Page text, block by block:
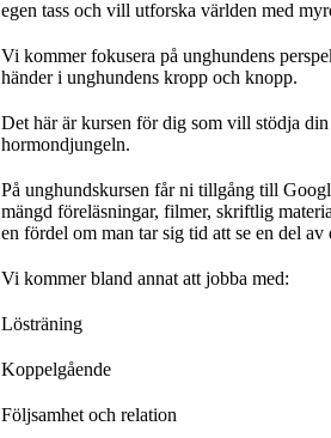
egen tass och vill utforska världen med
Vi kommer fokusera på unghundens
händer i unghundens kropp och knopp.
Det här är kursen för dig som vill stödja
hormondjungeln.
På unghundskursen får ni tillgång till
mängd föreläsningar, filmer, skriftlig
en fördel om man tar sig tid att se en del av
Vi kommer bland annat att jobba med:
Lösträning
Koppelgående
Följsamhet och relation